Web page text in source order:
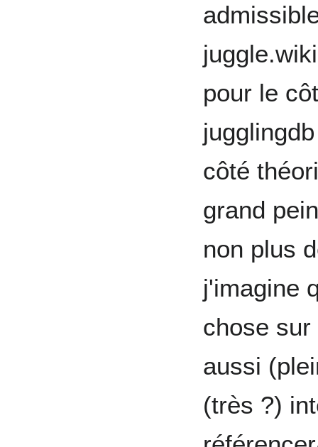
pour le
côté
grand
non plus
j'imagine
chose
aussi
(très ?)